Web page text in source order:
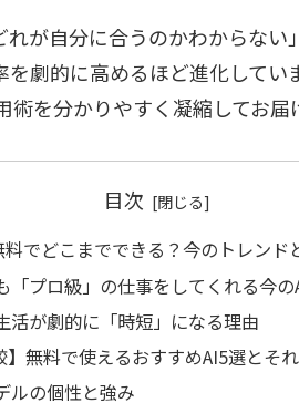
れが自分に合うのかわからな
劇的に高めるほど進化して
を分かりやすく凝縮してお届
目次
料でどこまでできる？今のトレンド
「プロ級」の仕事をしてくれる今の
活が劇的に「時短」になる理由
】無料で使えるおすすめAI5選とそ
ルの個性と強み